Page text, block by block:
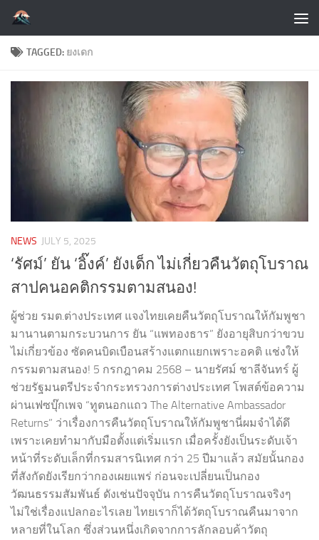
Skip to content
TAGGED: ยงเดก
NEWS JULY 5, 2025
‘รัศม์’ ยัน ‘อิ๊งค์’ ยังเด็ก ไม่เกี่ยวคืนวัตถุโบราณ
สาปคนอคติกรรมตามสนอง!
ผู้ช่วย รมต.ต่างประเทศ แจงไทยเคยคืนวัตถุโบราณให้กัมพูชา
มานานตามกระบวนการ ยัน “แพทองธาร” ยังอายุสิบกว่าขวบ
ไม่เกี่ยวข้อง ซัดคนบิดเบือนสร้างแตกแยกเพราะอคติ แช่งให้
กรรมตามสนอง! 5 กรกฎาคม 2568 – นายรัศม์ ชาลีจันทร์ ผู้
ช่วยรัฐมนตรีประจำกระทรวงการต่างประเทศ โพสต์ข้อความ
ผ่านเฟซบุ๊กเพจ “ทูตนอกแถว The Alternative Ambassador
Returns” ว่าเรื่องการคืนวัตถุโบราณให้กัมพูชานี่ผมจำได้ดึ
เพราะเคยทำมากับมือตั้งแต่เริ่มแรก เมื่อครั้งยังเป็นระดับเจ้า
หน้าที่ระดับเล็กที่กรมสารนิเทศ กว่า 25 ปีมาแล้ว สมัยนั้นกอง
ที่สังกัดยังเรียกว่ากองเผยแพร่ ก่อนจะเปลี่ยนเป็นกอง
วัฒนธรรมสัมพันธ์ ดังเช่นปัจจุบัน การคืนวัตถุโบราณจริงๆ
ไม่ใช่เรื่องแปลกอะไรเลย ไทยเราก็ได้วัตถุโบราณคืนมาจาก
หลายที่ในโลก ซึ่งส่วนหนึ่งเกิดจากการลักลอบค้าวัตถุ